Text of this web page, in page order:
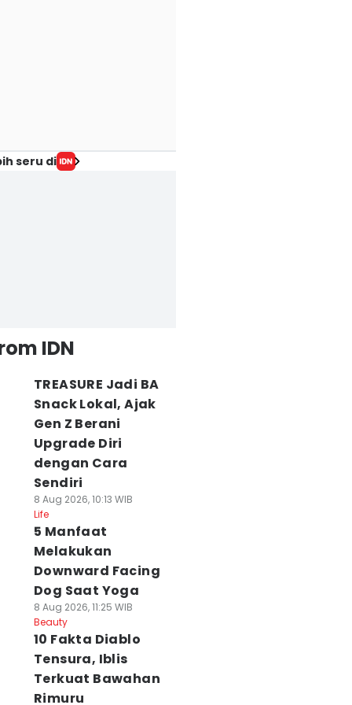
seru di
IDN
TREASURE Jadi BA
Snack Lokal, Ajak
Gen Z Berani
Upgrade Diri
dengan Cara
Sendiri
8 Aug 2026, 10:13 WIB
Life
5 Manfaat
Melakukan
Downward Facing
Dog Saat Yoga
8 Aug 2026, 11:25 WIB
Beauty
10 Fakta Diablo
Tensura, Iblis
Terkuat Bawahan
Rimuru